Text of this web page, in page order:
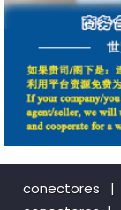
conectores |